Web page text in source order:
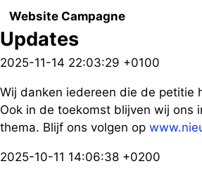
Website Campagne
Updates
2025-11-14 22:03:29 +0100
Wij danken iedereen die de petitie
Ook in de toekomst blijven wij ons
thema. Blijf ons volgen op
2025-10-11 14:06:38 +0200